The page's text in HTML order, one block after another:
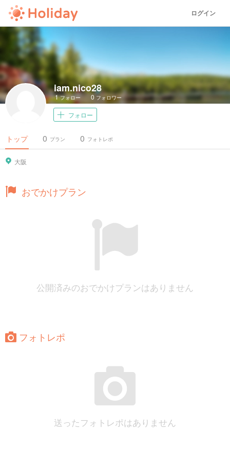
ログイン
iam.nico28
1フォロー 0 フォロワー
フォロー
トップ プラン
0 フォトレポ
0
大阪
おでかけプラン
公開済みのおでかけプランはありません
フォトレポ
送ったフォトレポはありません